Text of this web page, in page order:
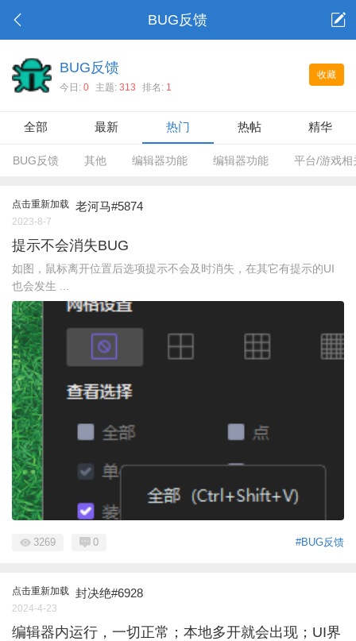
BUG反馈
收藏
BUG反馈
今日: 0 主题: 313 排名: 1
全部 最新 热门 热帖 精华
BUG反馈 其他 编辑器功能 编辑器功能 平台/游戏相
点击重新加载 老河马#5874
2023-8-7
提示不会消失BUG
如图，鼠标离开位置后选项提示不会及时消失，在其它有提示的UI
也会发生 ...
#BUG反馈
3269 0
点击重新加载 封决绝#6928
2024-4-23
编辑器内运行，一切正常；本地多开就会出现；UI界